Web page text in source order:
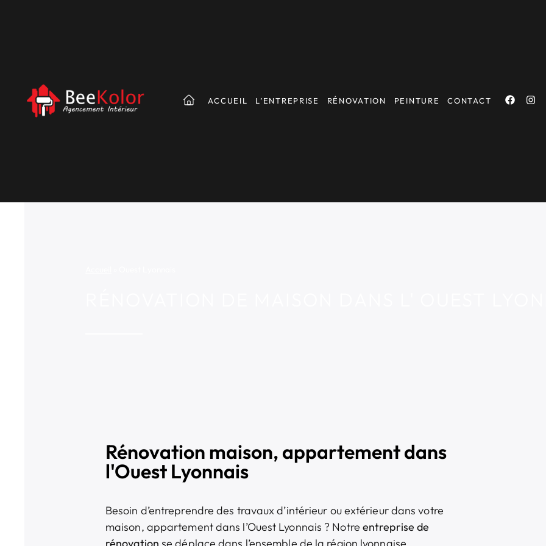
ACCUEIL L’ENTREPRISE RÉNOVATION PEINTURE CONTACT
Rénovation maison, appartement dans
l'Ouest Lyonnais
Besoin d’entreprendre des travaux d’intérieur ou extérieur dans votre
maison, appartement dans l’Ouest Lyonnais ? Notre entreprise de